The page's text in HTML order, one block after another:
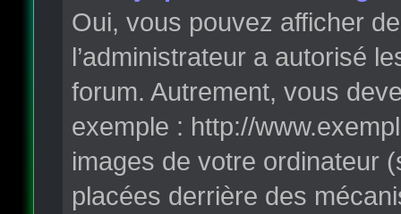
Oui, vous pouvez afficher
l’administrateur a autorisé
forum. Autrement, vous
exemple : http://
images de votre ordinateur
placées derrière des